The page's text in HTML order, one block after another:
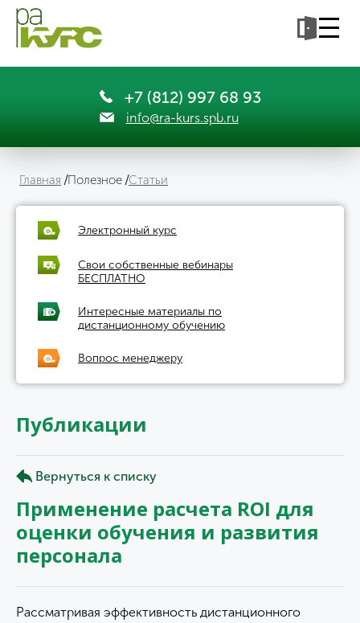
+7 (812) 997 68 93
info@ra-kurs.spb.ru
Главная Полезное Статьи
Электронный курс
Свои собственные вебинары
БЕСПЛАТНО
Интересные материалы по
дистанционному обучению
Вопрос менеджеру
Публикации
Вернуться к списку
Применение расчета ROI для
оценки обучения и развития
персонала
Рассматривая эффективность дистанционного